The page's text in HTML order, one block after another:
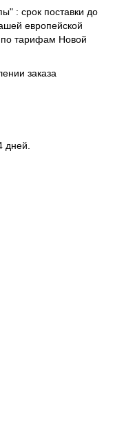
: срок поставки до
европейской
по тарифам Новой
заказа
дней.